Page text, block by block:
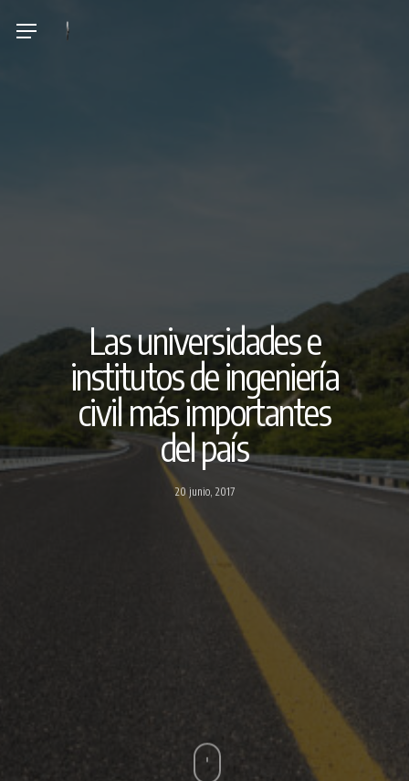
Menu
Las universidades e
institutos de ingeniería
civil más importantes
del país
20 junio, 2017